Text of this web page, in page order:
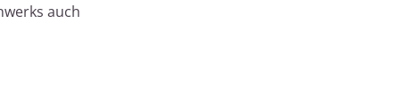
auch